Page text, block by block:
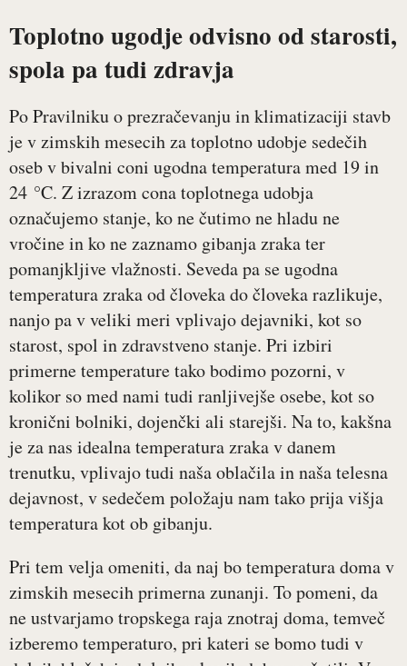
Toplotno ugodje odvisno od starosti,
spola pa tudi zdravja
Po Pravilniku o prezračevanju in klimatizaciji stavb
je v zimskih mesecih za toplotno udobje sedečih
oseb v bivalni coni ugodna temperatura med 19 in
24 °C. Z izrazom cona toplotnega udobja
označujemo stanje, ko ne čutimo ne hladu ne
vročine in ko ne zaznamo gibanja zraka ter
pomanjkljive vlažnosti. Seveda pa se ugodna
temperatura zraka od človeka do človeka razlikuje,
nanjo pa v veliki meri vplivajo dejavniki, kot so
starost, spol in zdravstveno stanje. Pri izbiri
primerne temperature tako bodimo pozorni, v
kolikor so med nami tudi ranljivejše osebe, kot so
kronični bolniki, dojenčki ali starejši. Na to, kakšna
je za nas idealna temperatura zraka v danem
trenutku, vplivajo tudi naša oblačila in naša telesna
dejavnost, v sedečem položaju nam tako prija višja
temperatura kot ob gibanju.
Pri tem velja omeniti, da naj bo temperatura doma v
zimskih mesecih primerna zunanji. To pomeni, da
ne ustvarjamo tropskega raja znotraj doma, temveč
izberemo temperaturo, pri kateri se bomo tudi v